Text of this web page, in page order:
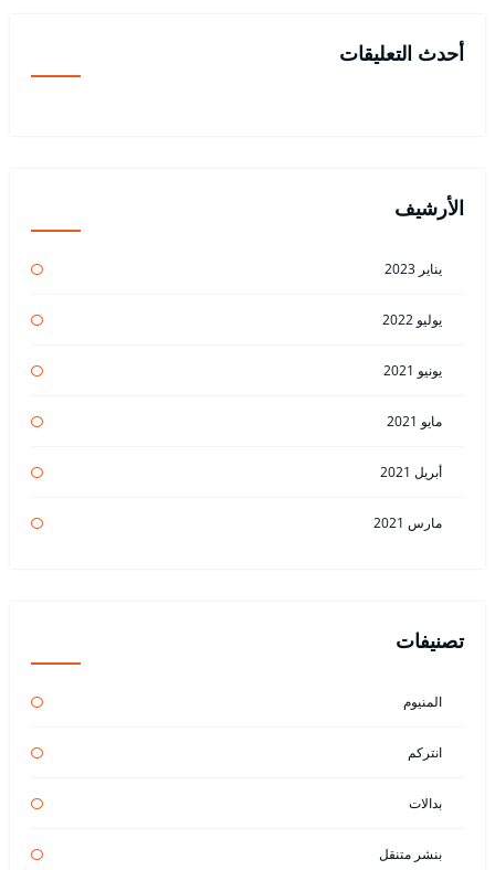
أحدث التعليقات
الأرشيف
يناير 2023
يوليو 2022
يونيو 2021
مايو 2021
أبريل 2021
مارس 2021
تصنيفات
المنيوم
انتركم
بدالات
بنشر متنقل